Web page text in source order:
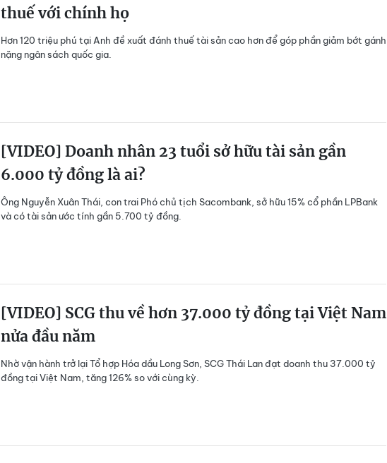
thuế với chính họ
Hơn 120 triệu phú tại Anh đề xuất đánh thuế tài sản cao hơn để góp phần giảm bớt gánh
nặng ngân sách quốc gia.
[VIDEO] Doanh nhân 23 tuổi sở hữu tài sản gần
6.000 tỷ đồng là ai?
Ông Nguyễn Xuân Thái, con trai Phó chủ tịch Sacombank, sở hữu 15% cổ phần LPBank
và có tài sản ước tính gần 5.700 tỷ đồng.
[VIDEO] SCG thu về hơn 37.000 tỷ đồng tại Việt Nam
nửa đầu năm
Nhờ vận hành trở lại Tổ hợp Hóa dầu Long Sơn, SCG Thái Lan đạt doanh thu 37.000 tỷ
đồng tại Việt Nam, tăng 126% so với cùng kỳ.